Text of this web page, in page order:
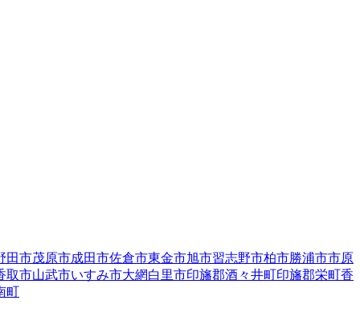
田市茂原市成田市佐倉市東金市旭市習志野市柏市勝浦市市原
取市山武市いすみ市大網白里市印旛郡酒々井町印旛郡栄町香
町